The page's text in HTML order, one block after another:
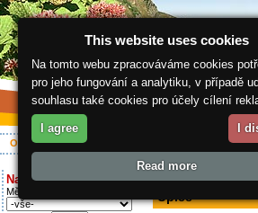
O regionu Aktivně
Najděte si:
Město
ergis.cz
Úpice
This website uses cookies
Na tomto webu zpracováváme cookies
pro jeho fungování a analytiku, v případě
souhlasu také cookies pro účely cílení
I agree I
Read more